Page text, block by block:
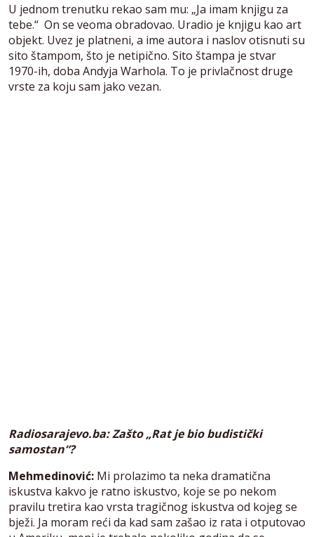
U jednom trenutku rekao sam mu: „Ja imam knjigu za
tebe.“ On se veoma obradovao. Uradio je knjigu kao art
objekt. Uvez je platneni, a ime autora i naslov otisnuti su
sito štampom, što je netipično. Sito štampa je stvar
1970-ih, doba Andyja Warhola. To je privlačnost druge
vrste za koju sam jako vezan.
Radiosarajevo.ba: Zašto „Rat je bio budistički
samostan“?
Mehmedinović: Mi prolazimo ta neka dramatična
iskustva kakvo je ratno iskustvo, koje se po nekom
pravilu tretira kao vrsta tragičnog iskustva od kojeg se
bježi. Ja moram reći da kad sam zašao iz rata i otputovao